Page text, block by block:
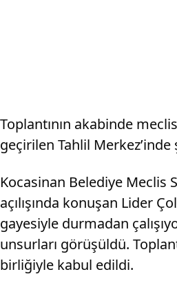
Toplantının akabinde
geçirilen Tahlil
Kocasinan Belediye Meclis
açılışında konuşan Lider
gayesiyle durmadan
unsurları görüşüldü.
birliğiyle kabul edildi.